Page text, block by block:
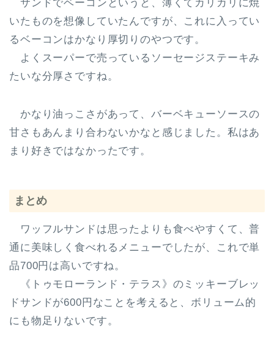
サンドでベーコンというと、薄くてカリカリに焼
いたものを想像していたんですが、これに入ってい
るベーコンはかなり厚切りのやつです。
よくスーパーで売っているソーセージステーキみ
たいな分厚さですね。
かなり油っこさがあって、バーベキューソースの
甘さもあんまり合わないかなと感じました。私はあ
まり好きではなかったです。
まとめ
ワッフルサンドは思ったよりも食べやすくて、普
通に美味しく食べれるメニューでしたが、これで単
品700円は高いですね。
《トゥモローランド・テラス》のミッキーブレッ
ドサンドが600円なことを考えると、ボリューム的
にも物足りないです。